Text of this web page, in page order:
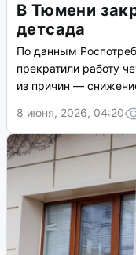
В Тюмени
детсада
По данным
прекратили работу
из причин —
8 июня, 2026, 04:20